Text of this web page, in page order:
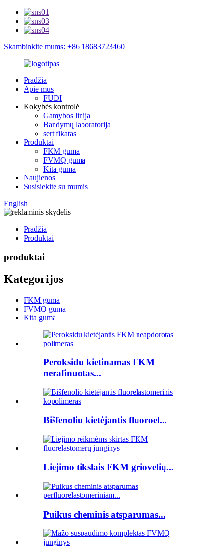
Skambinkite mums: +86 18683723460
Pradžia
Apie mus
FUDI
Kokybės kontrolė
Gamybos linija
Bandymų laboratorija
sertifikatas
Produktai
FKM guma
FVMQ guma
Kita guma
Naujienos
Susisiekite su mumis
English
Pradžia
Produktai
produktai
Kategorijos
FKM guma
FVMQ guma
Kita guma
Peroksidu kietinamas FKM
nerafinuotas...
Bišfenoliu kietėjantis fluoroel...
Liejimo tikslais FKM griovelių...
Puikus cheminis atsparumas...